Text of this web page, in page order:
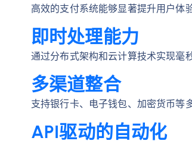
高效的支付系统能够显著提升用户体
即时处理能力
通过分布式架构和云计算技术实现毫
多渠道整合
支持银行卡、电子钱包、加密货币等
API驱动的自动化